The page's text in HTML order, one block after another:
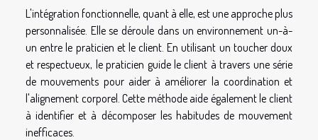
L'intégration fonctionnelle, quant à elle, est une approche plus
personnalisée. Elle se déroule dans un environnement un-à-
un entre le praticien et le client. En utilisant un toucher doux
et respectueux, le praticien guide le client à travers une série
de mouvements pour aider à améliorer la coordination et
l'alignement corporel. Cette méthode aide également le client
à identifier et à décomposer les habitudes de mouvement
inefficaces.